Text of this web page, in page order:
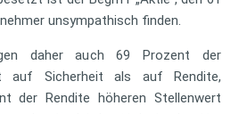
unsympathisch finden.
daher auch 69 Prozent der
auf Sicherheit als auf Rendite,
der Rendite höheren Stellenwert